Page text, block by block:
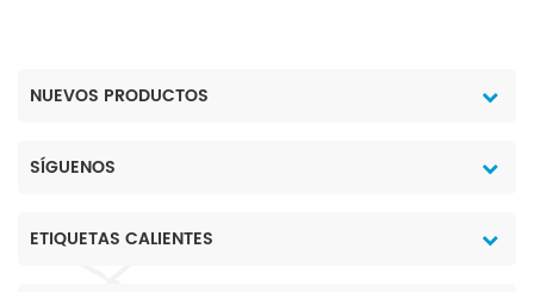
NUEVOS PRODUCTOS
SÍGUENOS
ETIQUETAS CALIENTES